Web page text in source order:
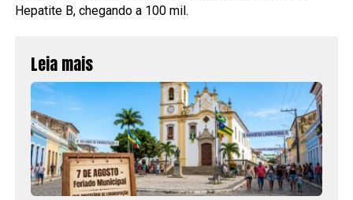
Hepatite B, chegando a 100 mil.
Leia mais